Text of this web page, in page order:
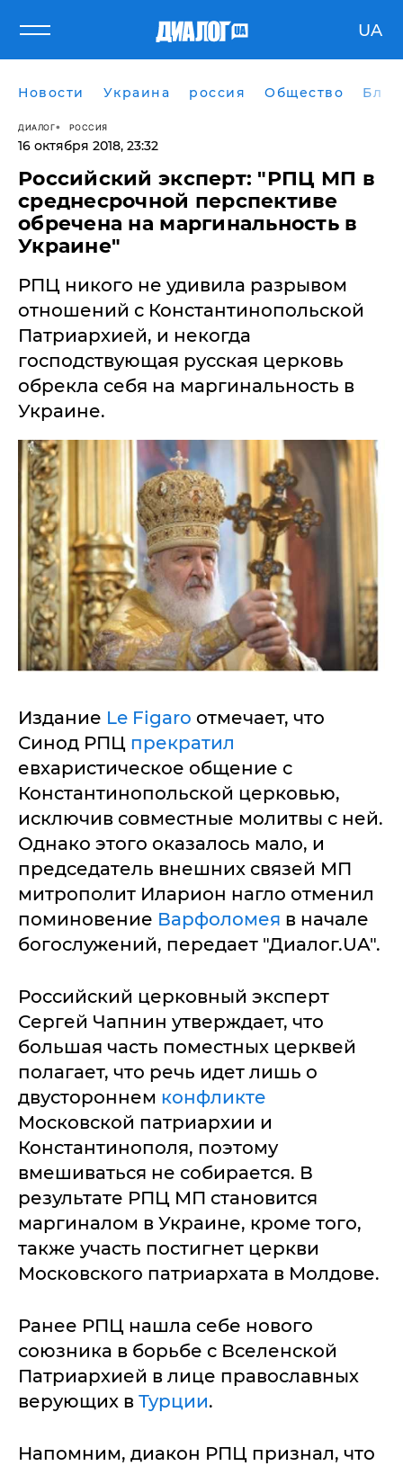
UA
Новости Украина россия Общество
ДИАЛОГ РОССИЯ
16 октября 2018, 23:32
Российский эксперт: "РПЦ МП в
среднесрочной перспективе
обречена на маргинальность в
Украине"
РПЦ никого не удивила разрывом
отношений с Константинопольской
Патриархией, и некогда
господствующая русская церковь
обрекла себя на маргинальность в
Украине.
Издание Le Figaro отмечает, что
Синод РПЦ прекратил
евхаристическое общение с
Константинопольской церковью,
исключив совместные молитвы с ней.
Однако этого оказалось мало, и
председатель внешних связей МП
митрополит Иларион нагло отменил
поминовение Варфоломея в начале
богослужений, передает "Диалог.UA".
Российский церковный эксперт
Сергей Чапнин утверждает, что
большая часть поместных церквей
полагает, что речь идет лишь о
двустороннем конфликте
Московской патриархии и
Константинополя, поэтому
вмешиваться не собирается. В
результате РПЦ МП становится
маргиналом в Украине, кроме того,
также участь постигнет церкви
Московского патриархата в Молдове.
Ранее РПЦ нашла себе нового
союзника в борьбе с Вселенской
Патриархией в лице православных
верующих в Турции.
Напомним, диакон РПЦ признал, что